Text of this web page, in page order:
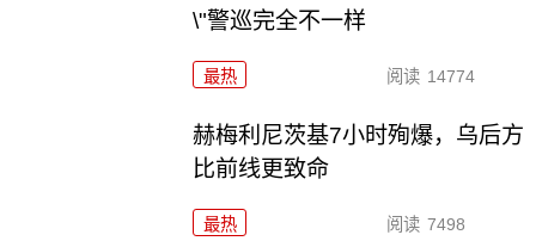
\"警巡完全不一样
最热 阅读 14774
赫梅利尼茨基7小时殉爆，乌后方
比前线更致命
最热 阅读 7498